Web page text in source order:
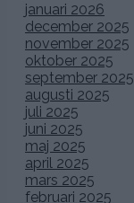
januari 2026
december 2025
november 2025
oktober 2025
september 2025
augusti 2025
juli 2025
juni 2025
maj 2025
april 2025
mars 2025
februari 2025